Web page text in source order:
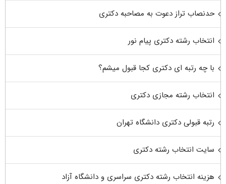
حدنصاب تراز دعوت به مصاحبه دکتری
انتخاب رشته دکتری پیام نور
با چه رتبه ای دکتری کجا قبول میشم؟
انتخاب رشته مجازی دکتری
رتبه قبولی دکتری دانشگاه تهران
سایت انتخاب رشته دکتری
هزینه انتخاب رشته دکتری سراسری و دانشگاه آزاد